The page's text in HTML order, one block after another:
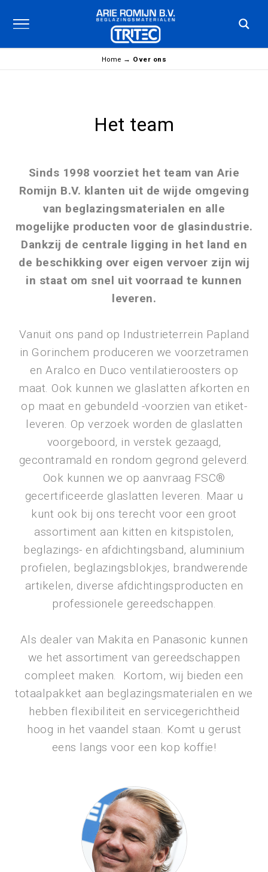
Home → Over ons
Het team
Sinds 1998 voorziet het team van Arie
Romijn B.V. klanten uit de wijde omgeving
van beglazingsmaterialen en alle
mogelijke producten voor de glasindustrie.
Dankzij de centrale ligging in het land en
de beschikking over eigen vervoer zijn wij
in staat om snel uit voorraad te kunnen
leveren.
Vanuit ons pand op Industrieterrein Papland
in Gorinchem produceren we voorzetramen
en Aralco en Duco ventilatieroosters op
maat. Ook kunnen we glaslatten afkorten en
op maat en gebundeld -voorzien van etiket-
leveren. Op verzoek worden de glaslatten
voorgeboord, in verstek gezaagd,
gecontramald en rondom gegrond geleverd.
Ook kunnen we op aanvraag FSC®
gecertificeerde glaslatten leveren. Maar u
kunt ook bij ons terecht voor een groot
assortiment aan kitten en kitspistolen,
beglazings- en afdichtingsband, aluminium
profielen, beglazingsblokjes, brandwerende
artikelen, diverse afdichtingsproducten en
professionele gereedschappen.
Als dealer van Makita en Panasonic kunnen
we het assortiment van gereedschappen
compleet maken. Kortom, wij bieden een
totaalpakket aan beglazingsmaterialen en we
hebben flexibiliteit en servicegerichtheid
hoog in het vaandel staan. Komt u gerust
eens langs voor een kop koffie!